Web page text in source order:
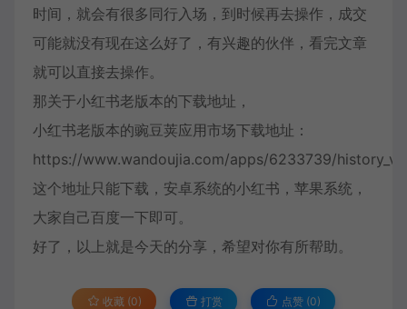
时间，就会有很多同行入场，到时候再去操作，成交
可能就没有现在这么好了，有兴趣的伙伴，看完文章
就可以直接去操作。
那关于小红书老版本的下载地址，
小红书老版本的豌豆荚应用市场下载地址：
https://www.wandoujia.com/apps/6233739/
这个地址只能下载，安卓系统的小红书，苹果系统，
大家自己百度一下即可。
好了，以上就是今天的分享，希望对你有所帮助。
收藏 (0) 打赏 点赞 (0)